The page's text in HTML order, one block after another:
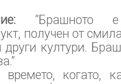
“Брашното е
получен от
култури.
когато,